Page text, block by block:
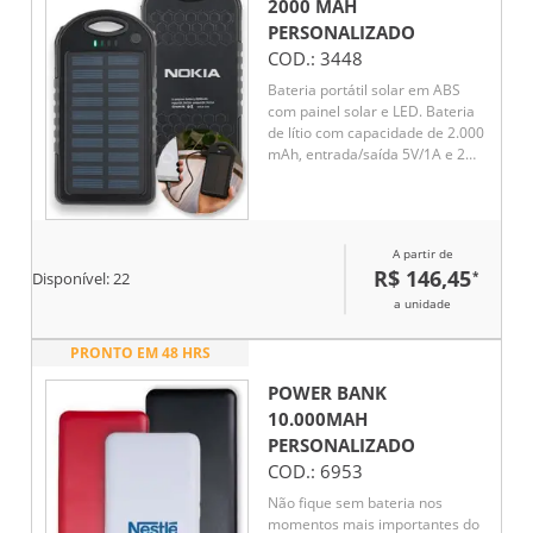
2000 MAH
PERSONALIZADO
COD.: 3448
Bateria portátil solar em ABS
com painel solar e LED. Bateria
de lítio com capacidade de 2.000
mAh, entrada/saída 5V/1A e 2
Disponível:22
A partir de
R$ 146,45*
a unidade
PRONTO EM 48 HRS
POWER BANK
10.000MAH
PERSONALIZADO
COD.: 6953
Não fique sem bateria nos
momentos mais importantes do